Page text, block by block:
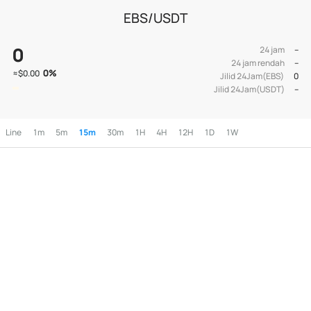
EBS/USDT
0
≈$0.00 0%
24 jam
--
24 jam rendah
--
Jilid 24Jam(EBS)
0
Jilid 24Jam(USDT)
--
Line 1m 5m 15m 30m 1H 4H 12H 1D 1W